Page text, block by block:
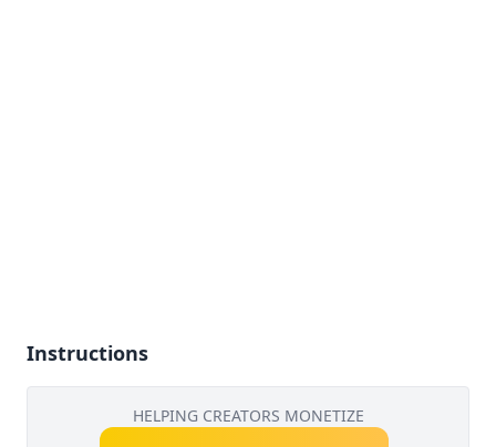
Instructions
HELPING CREATORS MONETIZE